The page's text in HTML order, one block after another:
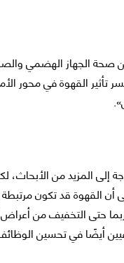
صحة الجهاز الهضمي
تأثير القهوة في محور
إلى المزيد من
أن القهوة قد تكون
حتى التخفيف من
أيضًا في تحسين